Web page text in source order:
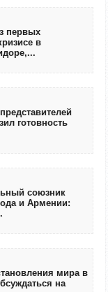
первых
в
готовность
союзник
и Армении:
мира в
на